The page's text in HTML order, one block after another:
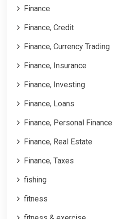
Finance
Finance, Credit
Finance, Currency Trading
Finance, Insurance
Finance, Investing
Finance, Loans
Finance, Personal Finance
Finance, Real Estate
Finance, Taxes
fishing
fitness